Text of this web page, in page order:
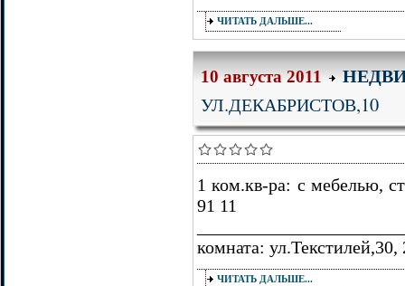
ЧИТАТЬ ДАЛЬШЕ...
10 августа 2011
УЛ.ДЕКАБРИСТОВ,10
1 ком.кв-ра: с мебелью,
91 11
комната: ул.Текстилей,30,
ЧИТАТЬ ДАЛЬШЕ...